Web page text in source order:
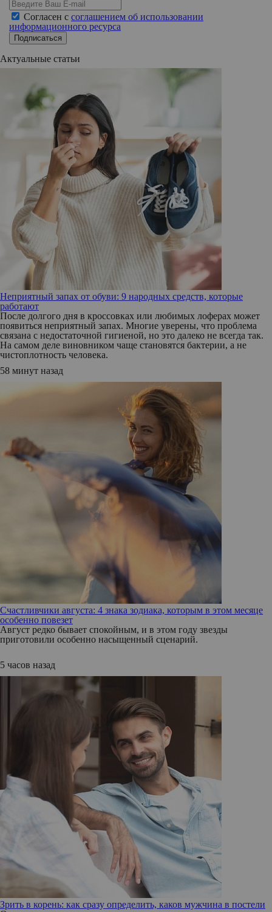
Согласен с соглашением об использовании
информационного ресурса
Подписаться
Актуальные статьи
Неприятный запах от обуви: 9 народных средств, которые
работают
После долгого дня в кроссовках или любимых лоферах может
появиться неприятный запах. Многие уверены, что проблема
связана с недостаточной гигиеной, но это далеко не всегда так.
На самом деле виновником чаще становятся бактерии, а не
чистоплотность человека.
58 минут назад
Счастливчики августа: 4 знака зодиака, которым в этом месяце
особенно повезет
Август редко бывает спокойным, и в этом году звезды
приготовили особенно насыщенный сценарий.
5 часов назад
Зрить в корень: как сразу определить, каков мужчина в постели